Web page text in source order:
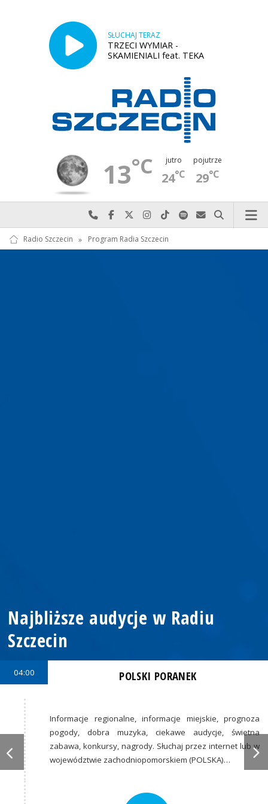
SŁUCHAJ TERAZ
TRZECI WYMIAR -
SKAMIENIALI feat. TEKA
13°C jutro
24°C
pojutrze
29°C
Najlepiej po prostu do nas zadzwoń
Odwiedź nas na Facebook-u
Odwiedź nas na X
Odwiedź nas na Instagram-ie
Odwiedź nas na TikTok-u
Szukaj nas na Spotify
Wyślij do nas
Szukaj
Radio Szczecin » Program Radia Szczecin
Najbliższe audycje w Radiu
Szczecin
04:00 POLSKI PORANEK
Informacje regionalne, informacje miejskie, prognoza
pogody, dobra muzyka, ciekawe audycje, świetna
zabawa, konkursy, nagrody. Słuchaj przez internet lub w
województwie zachodniopomorskiem (POLSKA)…